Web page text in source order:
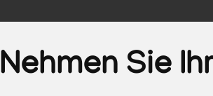
Nehmen Sie